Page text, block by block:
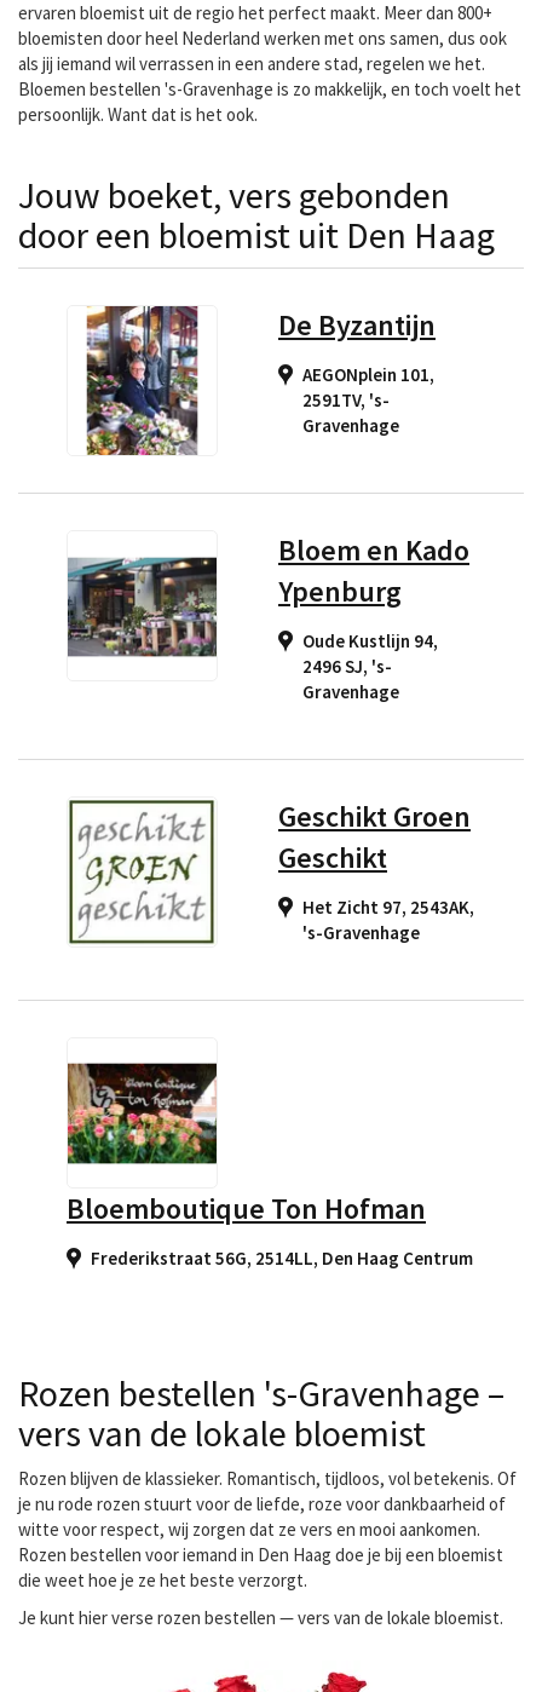
ervaren bloemist uit de regio het perfect maakt. Meer dan 800+
bloemisten door heel Nederland werken met ons samen, dus ook
als jij iemand wil verrassen in een andere stad, regelen we het.
Bloemen bestellen 's-Gravenhage is zo makkelijk, en toch voelt het
persoonlijk. Want dat is het ook.
Jouw boeket, vers gebonden
door een bloemist uit Den Haag
De Byzantijn
AEGONplein 101,
2591TV, 's-
Gravenhage
Bloem en Kado
Ypenburg
Oude Kustlijn 94,
2496 SJ, 's-
Gravenhage
Geschikt Groen
Geschikt
Het Zicht 97, 2543AK,
's-Gravenhage
Bloemboutique Ton Hofman
Frederikstraat 56G, 2514LL, Den Haag Centrum
Rozen bestellen 's-Gravenhage –
vers van de lokale bloemist
Rozen blijven de klassieker. Romantisch, tijdloos, vol betekenis. Of
je nu rode rozen stuurt voor de liefde, roze voor dankbaarheid of
witte voor respect, wij zorgen dat ze vers en mooi aankomen.
Rozen bestellen voor iemand in Den Haag doe je bij een bloemist
die weet hoe je ze het beste verzorgt.
Je kunt hierverse rozen bestellen — vers van de lokale bloemist.